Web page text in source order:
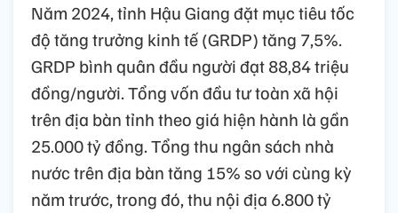
Năm 2024, tỉnh Hậu Giang đặt mục tiêu tốc
độ tăng trưởng kinh tế (GRDP) tăng 7,5%.
GRDP bình quân đầu người đạt 88,84 triệu
đồng/người. Tổng vốn đầu tư toàn xã hội
trên địa bàn tỉnh theo giá hiện hành là gần
25.000 tỷ đồng. Tổng thu ngân sách nhà
nước trên địa bàn tăng 15% so với cùng kỳ
năm trước, trong đó, thu nội địa 6.800 tỷ